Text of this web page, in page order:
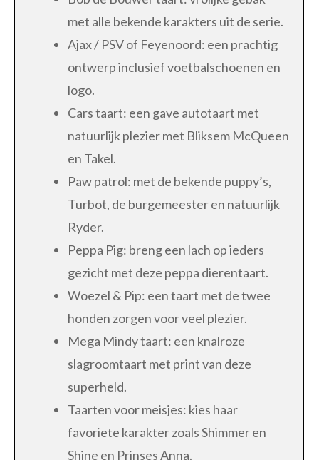
met alle bekende karakters uit de serie.
Ajax / PSV of Feyenoord: een prachtig
ontwerp inclusief voetbalschoenen en
logo.
Cars taart: een gave autotaart met
natuurlijk plezier met Bliksem McQueen
en Takel.
Paw patrol: met de bekende puppy’s,
Turbot, de burgemeester en natuurlijk
Ryder.
Peppa Pig: breng een lach op ieders
gezicht met deze peppa dierentaart.
Woezel & Pip: een taart met de twee
honden zorgen voor veel plezier.
Mega Mindy taart: een knalroze
slagroomtaart met print van deze
superheld.
Taarten voor meisjes: kies haar
favoriete karakter zoals Shimmer en
Shine en Prinses Anna.